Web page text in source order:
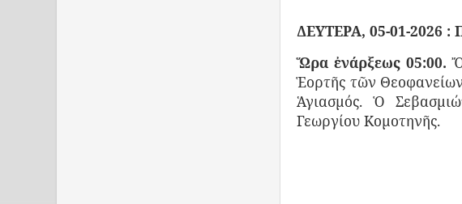
ΔΕΥΤΕΡΑ, 05-01-2026 :
Ὥρα ἐνάρξεως 05:00.
Ἑορτῆς τῶν
Ἁγιασμός. Ὁ
Γεωργίου Κομοτηνῆς.